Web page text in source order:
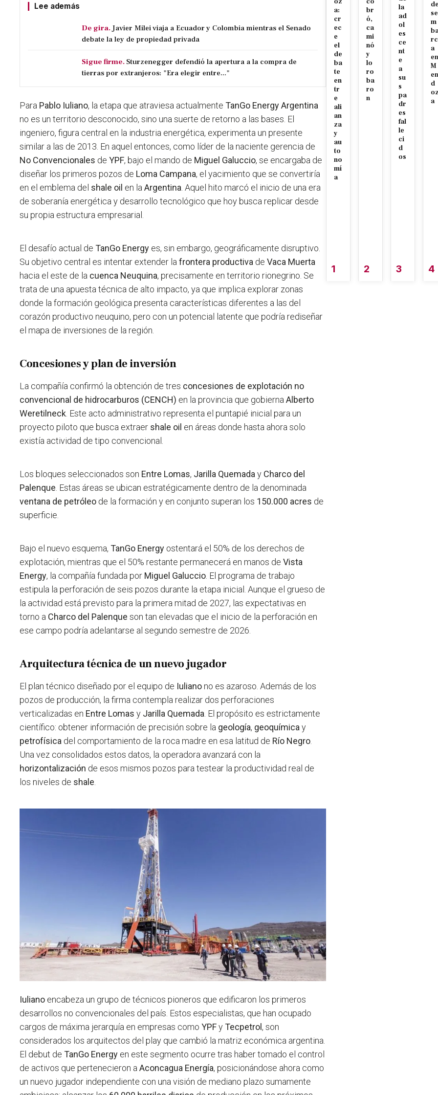
Lee además
De gira.Javier Milei viaja a Ecuador y Colombia mientras el Senado
debate la ley de propiedad privada
Sigue firme. Sturzenegger defendió la apertura a la compra de
tierras por extranjeros: "Era elegir entre..."
Para Pablo Iuliano, la etapa que atraviesa actualmenteTanGo Energy Argentina
no es un territorio desconocido, sino una suerte de retorno a las bases. El
ingeniero, figura central en la industria energética, experimenta un presente
similar a las de 2013. En aquel entonces, como líder de la naciente gerencia de
No Convencionales deYPF, bajo el mando de Miguel Galuccio, se encargaba de
diseñar los primeros pozos de Loma Campana, el yacimiento que se convertiría
en el emblema del shale oil en laArgentina. Aquel hito marcó el inicio de una era
de soberanía energética y desarrollo tecnológico que hoy busca replicar desde
su propia estructura empresarial.
El desafío actual deTanGo Energy es, sin embargo, geográficamente disruptivo.
Su objetivo central es intentar extender lafrontera productiva deVaca Muerta
hacia el este de la cuenca Neuquina, precisamente en territorio rionegrino. Se
trata de una apuesta técnica de alto impacto, ya que implica explorar zonas
donde la formación geológica presenta características diferentes a las del
corazón productivo neuquino, pero con un potencial latente que podría rediseñar
el mapa de inversiones de la región.
Concesiones y plan de inversión
La compañía confirmó la obtención de tres concesiones de explotación no
convencional de hidrocarburos (CENCH) en la provincia que gobiernaAlberto
Weretilneck. Este acto administrativo representa el puntapié inicial para un
proyecto piloto que busca extraer shale oil en áreas donde hasta ahora solo
existía actividad de tipo convencional.
Los bloques seleccionados son Entre Lomas, Jarilla Quemaday Charco del
Palenque. Estas áreas se ubican estratégicamente dentro de la denominada
ventana de petróleo de la formación y en conjunto superan los 150.000 acres de
superficie.
Bajo el nuevo esquema,TanGo Energy ostentará el 50% de los derechos de
explotación, mientras que el 50% restante permanecerá en manos deVista
Energy, la compañía fundada por Miguel Galuccio. El programa de trabajo
estipula la perforación de seis pozos durante la etapa inicial. Aunque el grueso de
la actividad está previsto para la primera mitad de 2027, las expectativas en
torno a Charco del Palenque son tan elevadas que el inicio de la perforación en
ese campo podría adelantarse al segundo semestre de 2026.
Arquitectura técnica de un nuevo jugador
El plan técnico diseñado por el equipo de Iulianono es azaroso. Además de los
pozos de producción, la firma contempla realizar dos perforaciones
verticalizadas en Entre Lomas y Jarilla Quemada. El propósito es estrictamente
científico: obtener información de precisión sobre la geología, geoquímicay
petrofísica del comportamiento de la roca madre en esa latitud de Río Negro.
Una vez consolidados estos datos, la operadora avanzará con la
horizontalización de esos mismos pozos para testear la productividad real de
los niveles de shale.
Iuliano encabeza un grupo de técnicos pioneros que edificaron los primeros
desarrollos no convencionales del país. Estos especialistas, que han ocupado
cargos de máxima jerarquía en empresas comoYPFyTecpetrol, son
considerados los arquitectos del play que cambió la matriz económica argentina.
El debut deTanGo Energy en este segmento ocurre tras haber tomado el control
de activos que pertenecieron aAconcagua Energía, posicionándose ahora como
un nuevo jugador independiente con una visión de mediano plazo sumamente
a:
cr
ec
e
el
de
ba
te
en
tr
e
ali
an
za
y
au
to
no
mí
a
1
br
ó,
ca
mi
nó
y
lo
ro
ba
ro
n
2
la
ad
ol
es
ce
nt
e
a
su
s
pa
dr
es
fal
le
ci
d
os
3
de
se
m
rc
a
en
M
en
d
oz
a
4